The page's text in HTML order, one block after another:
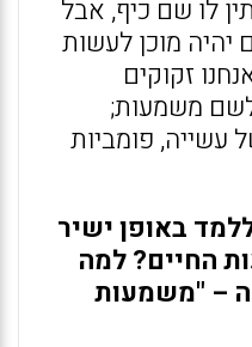
לו שם כיף, אבל
מוכן לעשות
זקוקים
משמעות;
עשייה, פומביות
באופן ישיר
החיים? למה
– "משמעות